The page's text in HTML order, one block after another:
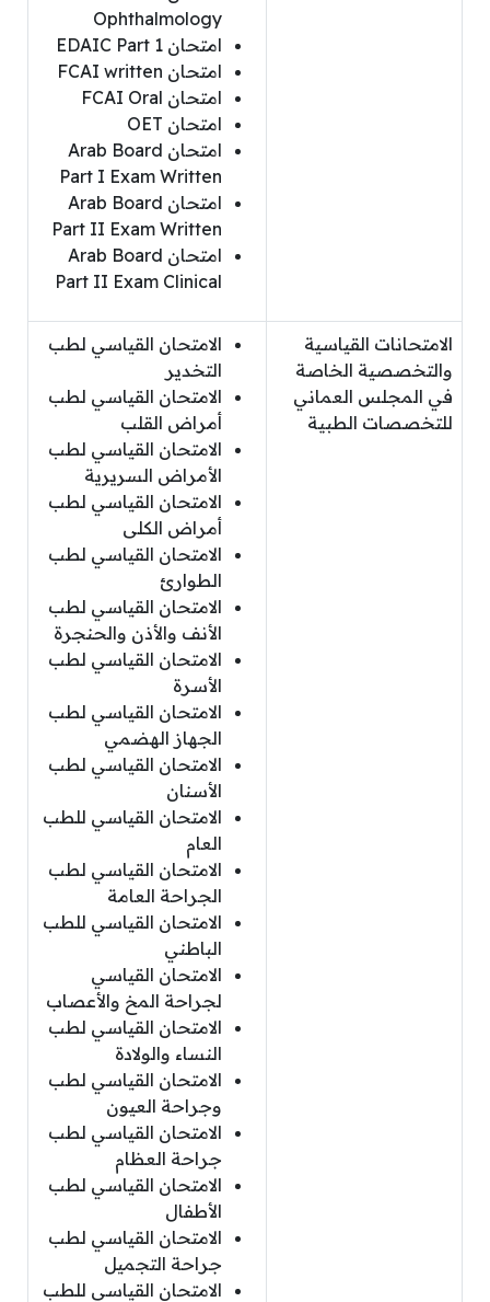
Ophthalmology
امتحان EDAIC Part 1
امتحان FCAI written
امتحان FCAI Oral
امتحان OET
امتحان Arab Board
Part I Exam Written
امتحان Arab Board
Part II Exam Written
امتحان Arab Board
Part II Exam Clinical
الامتحانات القياسية
والتخصصية الخاصة
في المجلس العماني
للتخصصات الطبية
الامتحان القياسي لطب
التخدير
الامتحان القياسي لطب
أمراض القلب
الامتحان القياسي لطب
الأمراض السريرية
الامتحان القياسي لطب
أمراض الكلى
الامتحان القياسي لطب
الطوارئ
الامتحان القياسي لطب
الأنف والأذن والحنجرة
الامتحان القياسي لطب
الأسرة
الامتحان القياسي لطب
الجهاز الهضمي
الامتحان القياسي لطب
الأسنان
الامتحان القياسي للطب
العام
الامتحان القياسي لطب
الجراحة العامة
الامتحان القياسي للطب
الباطني
الامتحان القياسي
لجراحة المخ والأعصاب
الامتحان القياسي لطب
النساء والولادة
الامتحان القياسي لطب
وجراحة العيون
الامتحان القياسي لطب
جراحة العظام
الامتحان القياسي لطب
الأطفال
الامتحان القياسي لطب
جراحة التجميل
الامتحان القياسي للطب